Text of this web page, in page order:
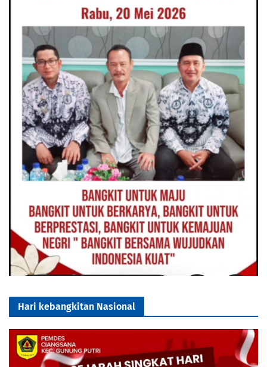
Hari kebangkitan Nasional